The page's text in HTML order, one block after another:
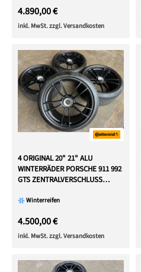
4.890,00 €
inkl. MwSt. zzgl. Versandkosten
4 ORIGINAL 20" 21" ALU
WINTERRÄDER PORSCHE 911 992
GTS ZENTRALVERSCHLUSS
Winterreifen
4.500,00 €
inkl. MwSt. zzgl. Versandkosten